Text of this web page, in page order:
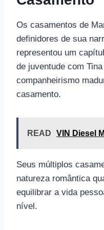
Os casamentos de
definidores de sua
representou um
de juventude com
companheirismo
casamento.
READ VIN Diesel
Seus múltiplos
natureza romântica
equilibrar a vida
nível.